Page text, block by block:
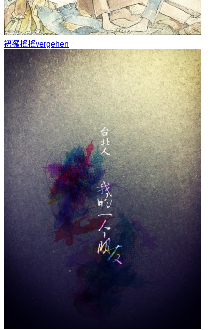
裙襬搖搖vergehen